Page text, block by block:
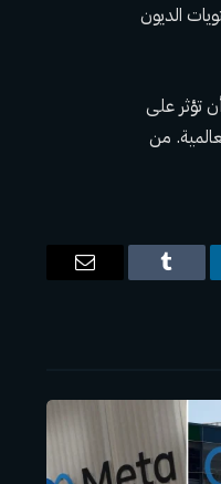
الديون
تؤثر على
من
Tumblr
البريد